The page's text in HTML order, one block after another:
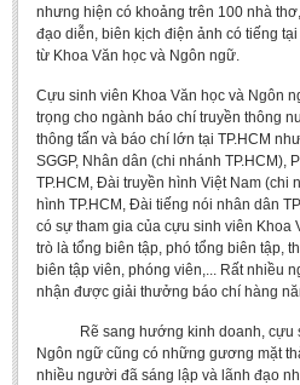
nhưng hiện có khoảng trên 100 nhà
đạo diễn, biên kịch điện ảnh có tiếng
từ Khoa Văn học và Ngôn ngữ.
Cựu sinh viên Khoa Văn học và Ngôn
trọng cho ngành báo chí truyền thông
thông tấn và báo chí lớn tại TP.HCM
SGGP, Nhân dân (chi nhánh TP.HCM),
TP.HCM, Đài truyền hình Việt Nam (chi
hình TP.HCM, Đài tiếng nói nhân dân
có sự tham gia của cựu sinh viên Khoa
trò là tổng biên tập, phó tổng biên tập,
biên tập viên, phóng viên,... Rất nhiều
nhận được giải thưởng báo chí hàng
Rẽ sang hướng kinh doanh, cựu
Ngôn ngữ cũng có những gương mặt
nhiều người đã sáng lập và lãnh đạo